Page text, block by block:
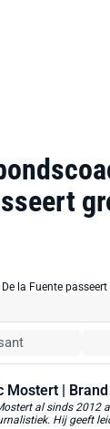
Mostert |
al sinds 2012
Hij geeft